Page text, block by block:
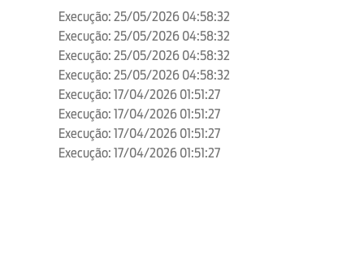
Execução: 25/05/2026 04:58:32
Execução: 25/05/2026 04:58:32
Execução: 25/05/2026 04:58:32
Execução: 25/05/2026 04:58:32
Execução: 17/04/2026 01:51:27
Execução: 17/04/2026 01:51:27
Execução: 17/04/2026 01:51:27
Execução: 17/04/2026 01:51:27